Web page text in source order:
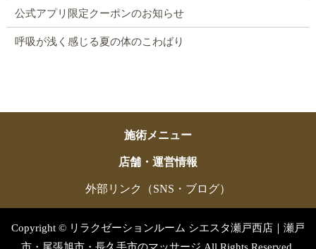
公式アプリ限定クーポンのお知らせ
呼吸が浅く感じる夏の体のこわばり
施術メニュー
店舗・運営情報
外部リンク（SNS・ブログ）
Copyright © リラクゼーションルーム シエスタ瀬戸西店｜瀬戸